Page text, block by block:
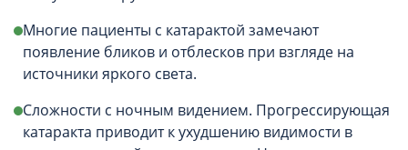
Многие пациенты с катарактой замечают
появление бликов и отблесков при взгляде на
источники яркого света.
Сложности с ночным видением. Прогрессирующая
катаракта приводит к ухудшению видимости в